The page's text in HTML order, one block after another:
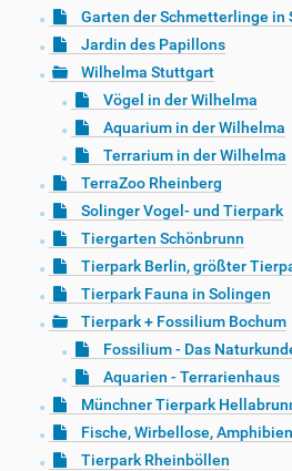
Garten der Schmetterlinge in
Jardin des Papillons
Wilhelma Stuttgart
Vögel in der Wilhelma
Aquarium in der Wilhelma
Terrarium in der Wilhelma
TerraZoo Rheinberg
Solinger Vogel- und Tierpark
Tiergarten Schönbrunn
Tierpark Berlin, größter
Tierpark Fauna in Solingen
Tierpark + Fossilium Bochum
Fossilium - Das
Aquarien - Terrarienhaus
Münchner Tierpark
Fische, Wirbellose,
Tierpark Rheinböllen